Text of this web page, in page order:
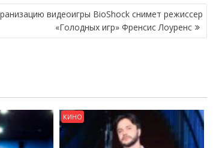
видеоигры BioShock снимет режиссер
«Голодных игр» Френсис Лоуренс
КИНО